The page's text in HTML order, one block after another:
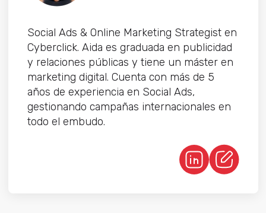
Social Ads & Online Marketing Strategist en
Cyberclick. Aida es graduada en publicidad
y relaciones públicas y tiene un máster en
marketing digital. Cuenta con más de 5
años de experiencia en Social Ads,
gestionando campañas internacionales en
todo el embudo.